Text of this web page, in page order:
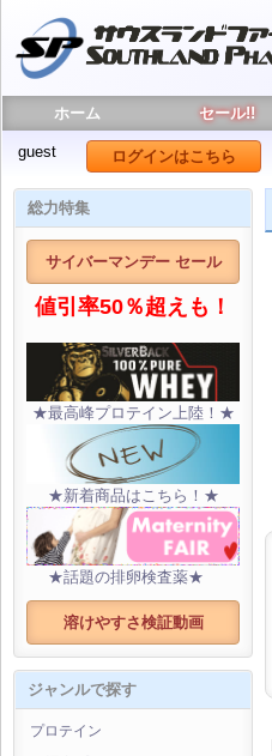
ホーム セール!!
guest ログインはこちら
総力特集
サイバーマンデー セール
値引率50％超えも！
★最高峰プロテイン上陸！★
★新着商品はこちら！★
★話題の排卵検査薬★
溶けやすさ検証動画
ジャンルで探す
プロテイン